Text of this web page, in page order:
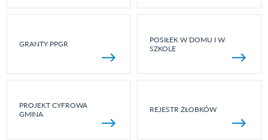
GRANTY PPGR
POSIŁEK W DOMU I W
SZKOLE
PROJEKT CYFROWA
GMINA
REJESTR ŻŁOBKÓW